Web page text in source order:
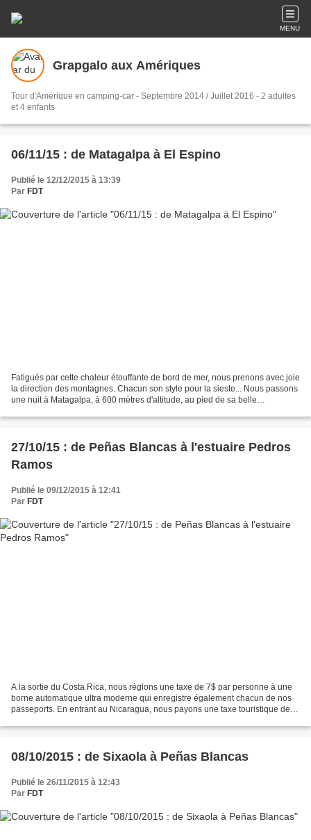
MENU
Grapgalo aux Amériques
Tour d'Amérique en camping-car - Septembre 2014 / Juillet 2016 - 2 adultes
et 4 enfants
06/11/15 : de Matagalpa à El Espino
Publié le 12/12/2015 à 13:39
Par FDT
Fatigués par cette chaleur étouffante de bord de mer, nous prenons avec joie
la direction des montagnes. Chacun son style pour la sieste... Nous passons
une nuit à Matagalpa, à 600 mètres d'altitude, au pied de sa belle
27/10/15 : de Peñas Blancas à l'estuaire Pedros
Ramos
Publié le 09/12/2015 à 12:41
Par FDT
A la sortie du Costa Rica, nous réglons une taxe de 7$ par personne à une
borne automatique ultra moderne qui enregistre également chacun de nos
passeports. En entrant au Nicaragua, nous payons une taxe touristique de
08/10/2015 : de Sixaola à Peñas Blancas
Publié le 26/11/2015 à 12:43
Par FDT